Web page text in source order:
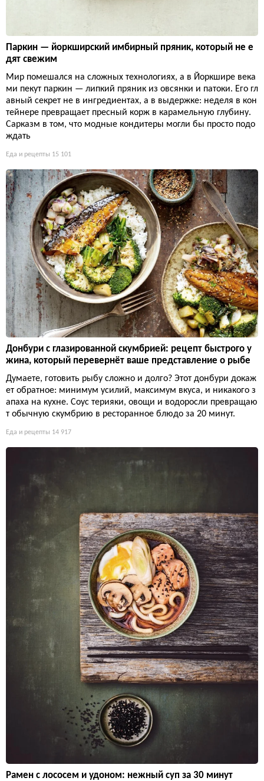
Паркин — йоркширский имбирный пряник, который не е
дят свежим
Мир помешался на сложных технологиях, а в Йоркшире века
ми пекут паркин — липкий пряник из овсянки и патоки. Его гл
авный секрет не в ингредиентах, а в выдержке: неделя в кон
тейнере превращает пресный корж в карамельную глубину.
Сарказм в том, что модные кондитеры могли бы просто подо
ждать
Еда и рецепты 15 101
Донбури с глазированной скумбрией: рецепт быстрого у
жина, который перевернёт ваше представление о рыбе
Думаете, готовить рыбу сложно и долго? Этот донбури докаж
ет обратное: минимум усилий, максимум вкуса, и никакого з
апаха на кухне. Соус терияки, овощи и водоросли превращаю
т обычную скумбрию в ресторанное блюдо за 20 минут.
Еда и рецепты 14 917
Рамен с лососем и удоном: нежный суп за 30 минут